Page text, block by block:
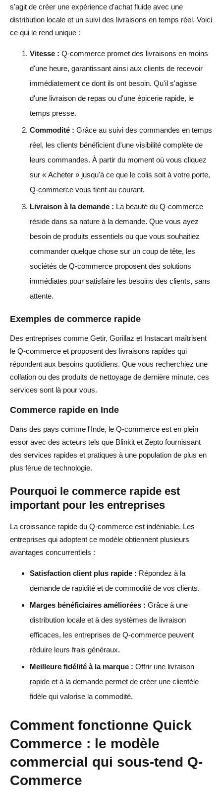
s'agit de créer une expérience d'achat fluide avec une
distribution locale et un suivi des livraisons en temps réel. Voici
ce qui le rend unique :
Vitesse : Q-commerce promet des livraisons en moins
d'une heure, garantissant ainsi aux clients de recevoir
immédiatement ce dont ils ont besoin. Qu'il s'agisse
d'une livraison de repas ou d'une épicerie rapide, le
temps presse.
Commodité : Grâce au suivi des commandes en temps
réel, les clients bénéficient d'une visibilité complète de
leurs commandes. À partir du moment où vous cliquez
sur « Acheter » jusqu'à ce que le colis soit à votre porte,
Q-commerce vous tient au courant.
Livraison à la demande : La beauté du Q-commerce
réside dans sa nature à la demande. Que vous ayez
besoin de produits essentiels ou que vous souhaitiez
commander quelque chose sur un coup de tête, les
sociétés de Q-commerce proposent des solutions
immédiates pour satisfaire les besoins des clients, sans
attente.
Exemples de commerce rapide
Des entreprises comme Getir, Gorillaz et Instacart maîtrisent
le Q-commerce et proposent des livraisons rapides qui
répondent aux besoins quotidiens. Que vous recherchiez une
collation ou des produits de nettoyage de dernière minute, ces
services sont là pour vous.
Commerce rapide en Inde
Dans des pays comme l'Inde, le Q-commerce est en plein
essor avec des acteurs tels que Blinkit et Zepto fournissant
des services rapides et pratiques à une population de plus en
plus férue de technologie.
Pourquoi le commerce rapide est
important pour les entreprises
La croissance rapide du Q-commerce est indéniable. Les
entreprises qui adoptent ce modèle obtiennent plusieurs
avantages concurrentiels :
Satisfaction client plus rapide : Répondez à la
demande de rapidité et de commodité de vos clients.
Marges bénéficiaires améliorées : Grâce à une
distribution locale et à des systèmes de livraison
efficaces, les entreprises de Q-commerce peuvent
réduire leurs frais généraux.
Meilleure fidélité à la marque : Offrir une livraison
rapide et à la demande permet de créer une clientèle
fidèle qui valorise la commodité.
Comment fonctionne Quick
Commerce : le modèle
commercial qui sous-tend Q-
Commerce